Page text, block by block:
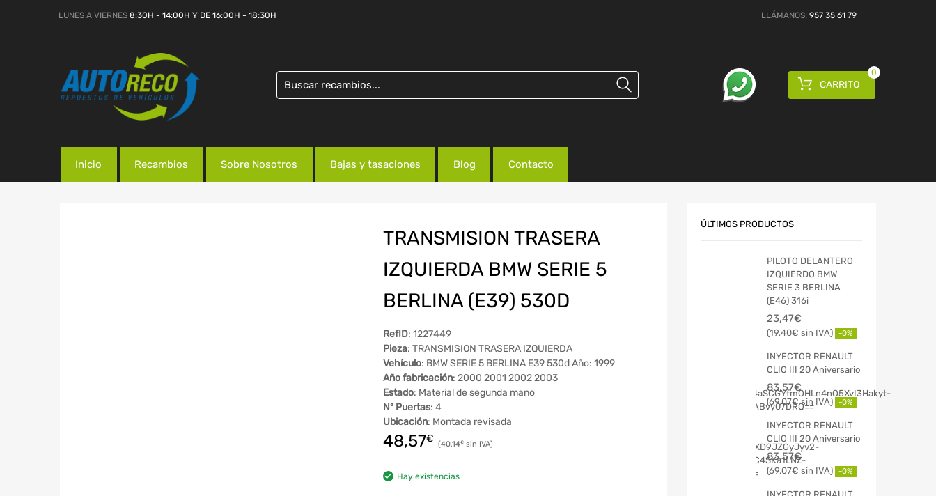
LUNES A VIERNES 8:30H - 14:00H Y DE 16:00H - 18:30H LLÁMANOS: 957 35 61 79
CARRITO
0
Inicio Recambios Sobre Nosotros Bajas y tasaciones Blog Contacto
TRANSMISION TRASERA
IZQUIERDA BMW SERIE 5
BERLINA (E39) 530D
RefID: 1227449
Pieza: TRANSMISION TRASERA IZQUIERDA
Vehículo: BMW SERIE 5 BERLINA E39 530d Año: 1999
Año fabricación: 2000 2001 2002 2003
Estado: Material de segunda mano
Nº Puertas: 4
Ubicación: Montada revisada
48,57€ 40,14€
Hay existencias
ÚLTIMOS PRODUCTOS
PILOTO DELANTERO
IZQUIERDO BMW
SERIE 3 BERLINA
(E46) 316i
23,47€
19,40€ -0%
INYECTOR RENAULT
CLIO III 20 Aniversario
83,57€
69,07€ -0%
INYECTOR RENAULT
CLIO III 20 Aniversario
83,57€
69,07€ -0%